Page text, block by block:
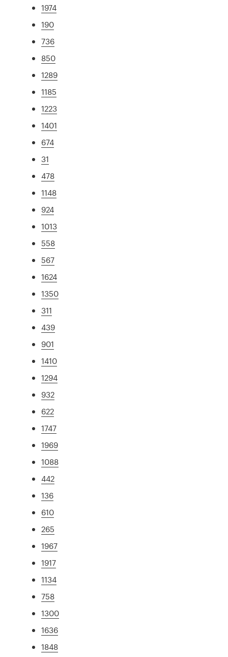
1974
190
736
850
1289
1185
1223
1401
674
31
478
1148
924
1013
558
567
1624
1350
311
439
901
1410
1294
932
622
1747
1969
1088
442
136
610
265
1967
1917
1134
758
1300
1636
1848